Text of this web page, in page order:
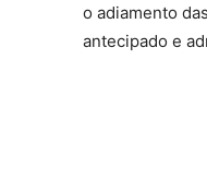
o adiamento
antecipado e